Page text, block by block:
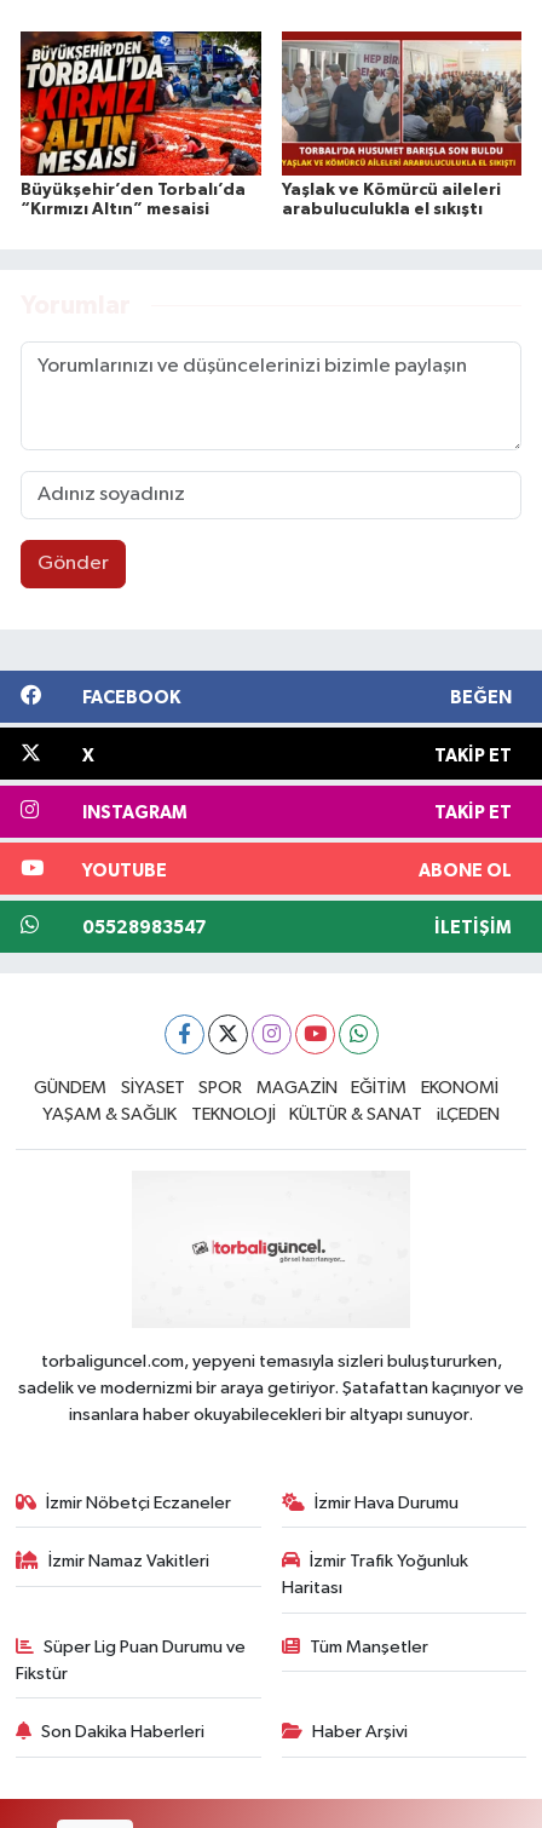
Büyükşehir’den Torbalı’da
“Kırmızı Altın” mesaisi
Yaşlak ve Kömürcü aileleri
arabuluculukla el sıkıştı
Gönder
FACEBOOK BEĞEN
X TAKIP ET
INSTAGRAM TAKIP ET
YOUTUBE ABONE OL
05528983547 İLETIŞIM
GÜNDEM SİYASET SPOR MAGAZİN EĞİTİM
EKONOMİ
YAŞAM & SAĞLIK
TEKNOLOJİ KÜLTÜR & SANAT iLÇEDEN
torbaliguncel.com, yepyeni temasıyla sizleri buluştururken,
sadelik ve modernizmi bir araya getiriyor. Şatafattan kaçınıyor ve
insanlara haber okuyabilecekleri bir altyapı sunuyor.
İzmir Nöbetçi Eczaneler İzmir Hava Durumu
İzmir Namaz Vakitleri
İzmir Trafik Yoğunluk
Haritası
Süper Lig Puan Durumu ve
Fikstür
Tüm Manşetler
Son Dakika Haberleri Haber Arşivi